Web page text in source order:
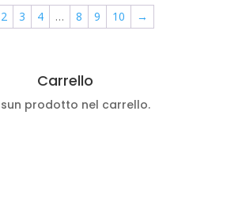
2 3 4 … 8 9 10 →
Carrello
prodotto nel carrello.